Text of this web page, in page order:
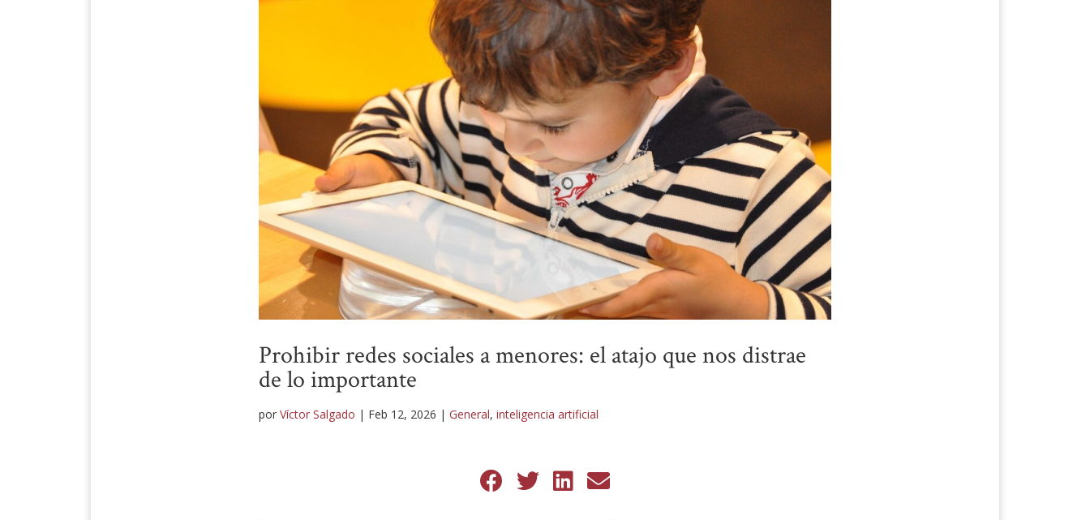
Prohibir redes sociales a menores: el atajo que nos distrae
de lo importante
porVíctor Salgado | Feb 12, 2026 |General,inteligencia artificial